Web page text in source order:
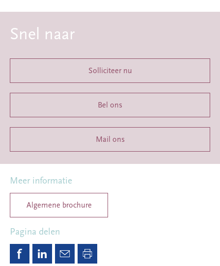
Snel naar
Solliciteer nu
Bel ons
Mail ons
Meer informatie
Algemene brochure
Pagina delen